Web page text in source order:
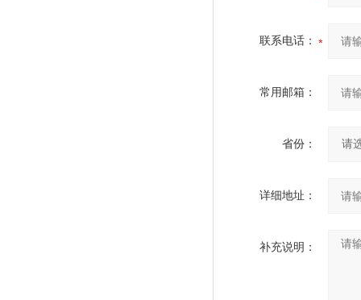
联系电话：
常用邮箱：
省份：
详细地址：
补充说明：